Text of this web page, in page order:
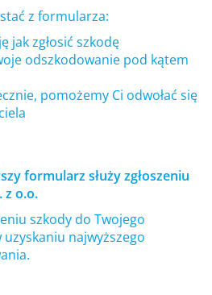
z formularza:
jak zgłosić szkodę
odszkodowanie pod kątem
pomożemy Ci odwołać się
formularz służy zgłoszeniu
z o.o.
szkody do Twojego
najwyższego